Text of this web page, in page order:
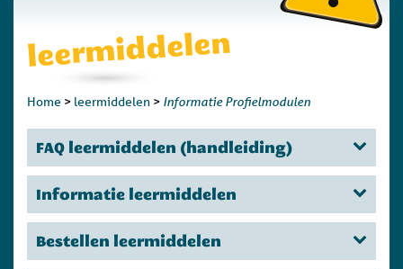
leermiddelen
Home > leermiddelen > Informatie Profielmodulen
FAQ leermiddelen (handleiding)
Informatie leermiddelen
Bestellen leermiddelen